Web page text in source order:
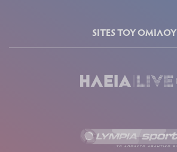
SITES ΤΟΥ ΟΜΙΛΟΥ